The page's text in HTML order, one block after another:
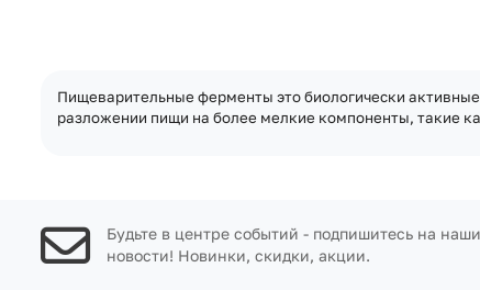
Пищеварительные ферменты это биологически
разложении пищи на более мелкие компоненты, такие
Будьте в центре событий - подпишитесь на наши
новости! Новинки, скидки, акции.